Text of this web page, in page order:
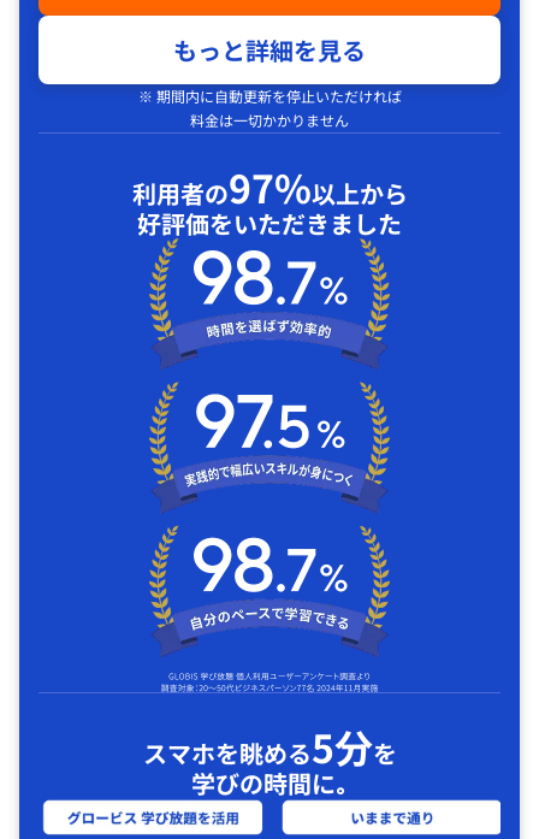
もっと詳細を見る
※ 期間内に自動更新を停止いただければ
料金は一切かかりません
利用者の97%以上から
好評価をいただきました
スマホを眺める5分を
学びの時間に｡